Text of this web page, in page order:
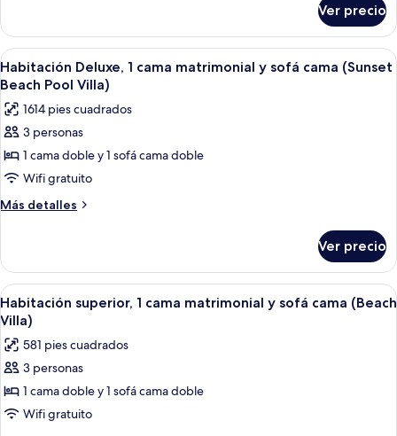
y
sofá
cama
(Water
Villa)
Deluxe,
cama
matrimonial
sofá
cama
(Water
Villa)
Ver precio
Abrir
todas
las
fotos
de
Habitación
Deluxe,
1
y
sofá
cama
(Sunset
Beach
Pool
Villa)
Una habitación con vista a la playa,
9
Habitación Deluxe, 1 cama matrimonial y sofá cama (Sunset
Beach Pool Villa)
1614 pies cuadrados
3 personas
1 cama doble y 1 sofá cama doble
Wifi gratuito
Más detalles
Más
Deluxe,
cama
matrimonial
sofá
cama
(Sunset
Beach
Pool
Ver precio
Abrir
todas
las
fotos
de
Habitación
superior,
Una habitación de hotel con una
9
Habitación superior, 1 cama matrimonial y sofá cama (Beach
Villa)
581 pies cuadrados
3 personas
1 cama doble y 1 sofá cama doble
Wifi gratuito